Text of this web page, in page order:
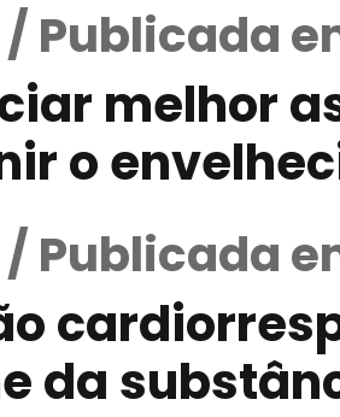
Publicada
melhor
o
Publicada
da